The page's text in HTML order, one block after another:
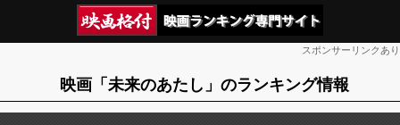
スポンサーリンクあり
映画「未来のあたし」のランキング情報